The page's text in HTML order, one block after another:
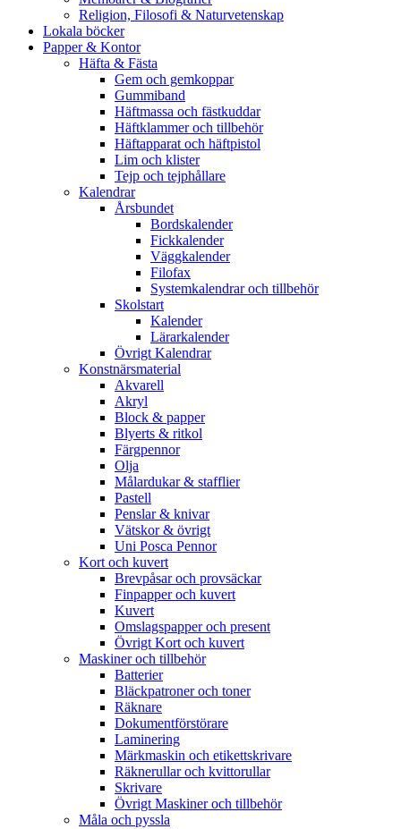
Religion, Filosofi & Naturvetenskap
Lokala böcker
Papper & Kontor
Häfta & Fästa
Gem och gemkoppar
Gummiband
Häftmassa och fästkuddar
Häftklammer och tillbehör
Häftapparat och häftpistol
Lim och klister
Tejp och tejphållare
Kalendrar
Årsbundet
Bordskalender
Fickkalender
Väggkalender
Filofax
Systemkalendrar och tillbehör
Skolstart
Kalender
Lärarkalender
Övrigt Kalendrar
Konstnärsmaterial
Akvarell
Akryl
Block & papper
Blyerts & ritkol
Färgpennor
Olja
Målardukar & stafflier
Pastell
Penslar & knivar
Vätskor & övrigt
Uni Posca Pennor
Kort och kuvert
Brevpåsar och provsäckar
Finpapper och kuvert
Kuvert
Omslagspapper och present
Övrigt Kort och kuvert
Maskiner och tillbehör
Batterier
Bläckpatroner och toner
Räknare
Dokumentförstörare
Laminering
Märkmaskin och etikettskrivare
Räknerullar och kvittorullar
Skrivare
Övrigt Maskiner och tillbehör
Måla och pyssla